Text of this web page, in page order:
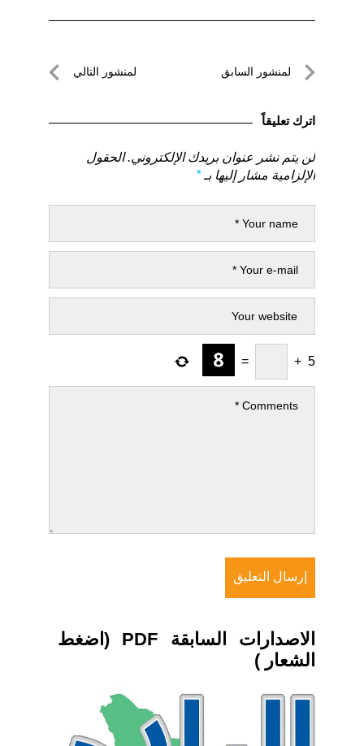
تصفّحلمنشور السابق
السابق
لمنشور التالي
اترك تعليقاً
لن يتم نشر عنوان بريدك الإلكتروني. الحقول
الإلزامية مشار إليها بـ*
5
+
=
الاصدارات السابقة PDF (اضغط
الشعار )